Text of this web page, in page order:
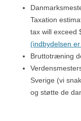
Taxation
tax will exceed
(indbydelsen
Bruttotræning
Sverige (vi
og støtte de